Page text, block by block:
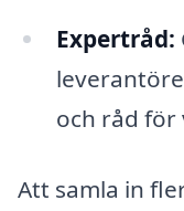
Expertråd:
och råd för
Att samla in